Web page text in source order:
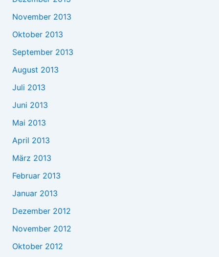
November 2013
Oktober 2013
September 2013
August 2013
Juli 2013
Juni 2013
Mai 2013
April 2013
März 2013
Februar 2013
Januar 2013
Dezember 2012
November 2012
Oktober 2012